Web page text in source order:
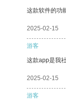
这款软件的功
2025-02-15
游客
这款app是我
2025-02-15
游客